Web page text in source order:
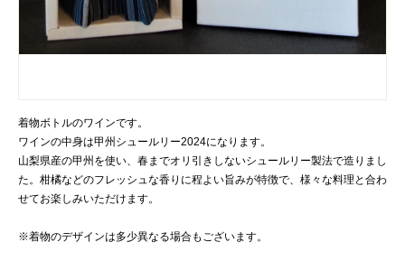
着物ボトルのワインです。
ワインの中身は甲州シュールリー2024になります。
山梨県産の甲州を使い、春までオリ引きしないシュールリー製法で造りまし
た。柑橘などのフレッシュな香りに程よい旨みが特徴で、様々な料理と合わ
せてお楽しみいただけます。
※着物のデザインは多少異なる場合もございます。